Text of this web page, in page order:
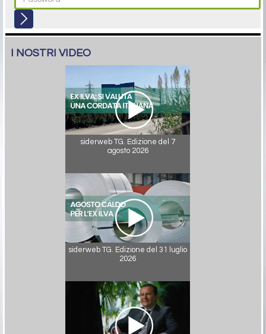
I NOSTRI VIDEO
siderweb TG. Edizione del 7
agosto 2026
siderweb TG. Edizione del 31 luglio
2026